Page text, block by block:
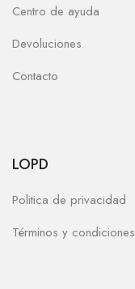
Centro de ayuda
Devoluciones
Contacto
LOPD
Politica de privacidad
Términos y condiciones